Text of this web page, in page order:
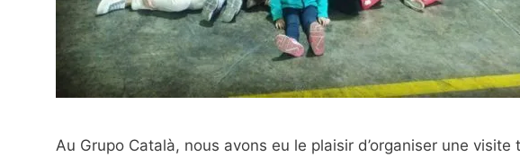
Au Grupo Català, nous avons eu le plaisir d’organiser une